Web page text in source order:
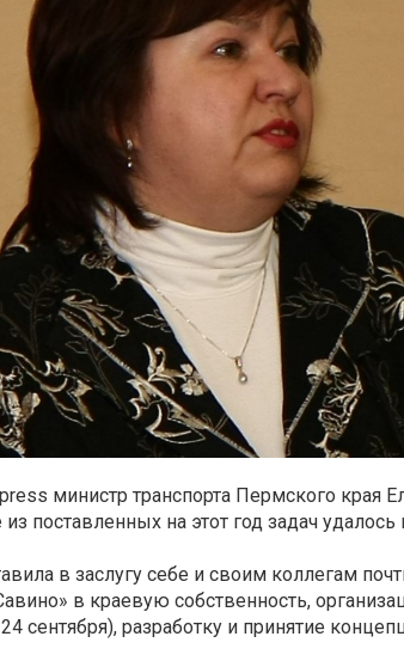
министр транспорта Пермского края
поставленных на этот год задач
в заслугу себе и своим коллегам
в краевую собственность,
сентября), разработку и принятие